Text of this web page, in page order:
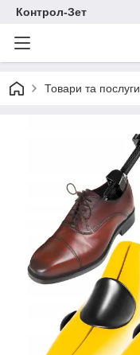
Контрол-Зет
Товари та послуги